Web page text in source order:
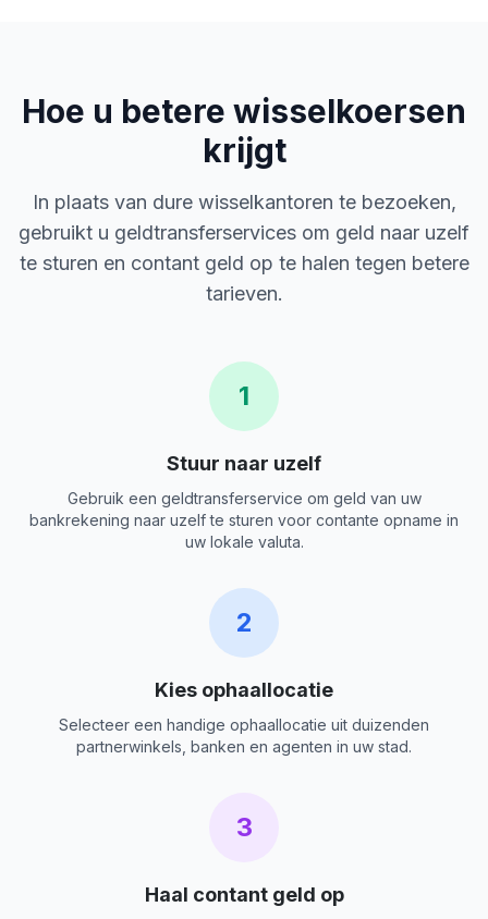
Hoe u betere wisselkoersen
krijgt
In plaats van dure wisselkantoren te bezoeken,
gebruikt u geldtransferservices om geld naar uzelf
te sturen en contant geld op te halen tegen betere
tarieven.
1
Stuur naar uzelf
Gebruik een geldtransferservice om geld van uw
bankrekening naar uzelf te sturen voor contante opname in
uw lokale valuta.
2
Kies ophaallocatie
Selecteer een handige ophaallocatie uit duizenden
partnerwinkels, banken en agenten in uw stad.
3
Haal contant geld op